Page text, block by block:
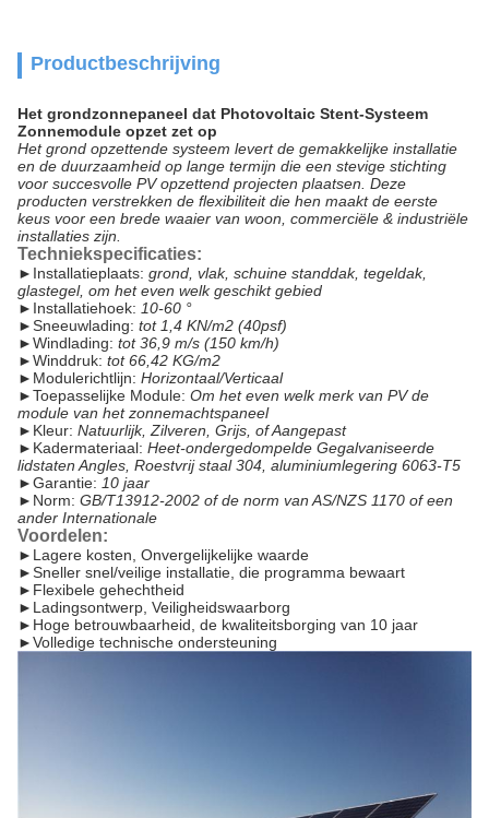
Productbeschrijving
Het grondzonnepaneel dat Photovoltaic Stent-Systeem
Zonnemodule opzet zet op
Het grond opzettende systeem levert de gemakkelijke installatie
en de duurzaamheid op lange termijn die een stevige stichting
voor succesvolle PV opzettend projecten plaatsen. Deze
producten verstrekken de flexibiliteit die hen maakt de eerste
keus voor een brede waaier van woon, commerciële & industriële
installaties zijn.
Techniekspecificaties:
► Installatieplaats: grond, vlak, schuine standdak, tegeldak,
glastegel, om het even welk geschikt gebied
► Installatiehoek: 10-60 °
►Sneeuwlading: tot 1,4 KN/m2 (40psf)
►Windlading: tot 36,9 m/s (150 km/h)
►Winddruk: tot 66,42 KG/m2
► Modulerichtlijn: Horizontaal/Verticaal
►Toepasselijke Module: Om het even welk merk van PV de
module van het zonnemachtspaneel
► Kleur: Natuurlijk, Zilveren, Grijs, of Aangepast
► Kadermateriaal: Heet-ondergedompelde Gegalvaniseerde
lidstaten Angles, Roestvrij staal 304, aluminiumlegering 6063-T5
►Garantie: 10 jaar
► Norm: GB/T13912-2002 of de norm van AS/NZS 1170 of een
ander Internationale
Voordelen:
► Lagere kosten, Onvergelijkelijke waarde
►Sneller snel/veilige installatie, die programma bewaart
►Flexibele gehechtheid
►Ladingsontwerp, Veiligheidswaarborg
►Hoge betrouwbaarheid, de kwaliteitsborging van 10 jaar
►Volledige technische ondersteuning